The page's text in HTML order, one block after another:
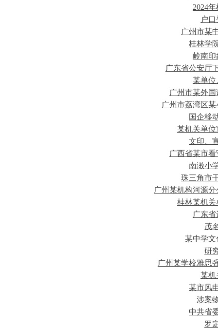
2024
户
广州市某
桂林学
岭南印
广东省公安厅
某单
广州市某外
广州市荔湾区
国企移
某机关单
文印、
广西省某市
南漖小
珠三角市
广州某机构河源
桂林某机
广东
茂
某中学
研
广州某学校雅思
某
某市风
涉案
中共省
罗